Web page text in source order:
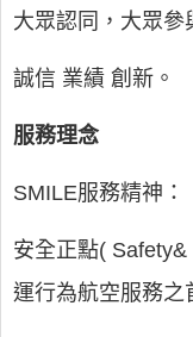
大眾認同，大眾參
誠信 業績 創新。
服務理念
SMILE服務精神：
安全正點(
運行為航空服務之